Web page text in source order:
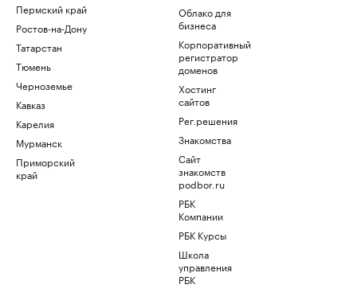
Пермский край
Ростов-на-Дону
Татарстан
Тюмень
Черноземье
Кавказ
Карелия
Мурманск
Приморский
край
Облако для
бизнеса
Корпоративный
регистратор
доменов
Хостинг
сайтов
Рег.решения
Знакомства
Сайт
знакомств
podbor.ru
РБК
Компании
РБК Курсы
Школа
управления
РБК